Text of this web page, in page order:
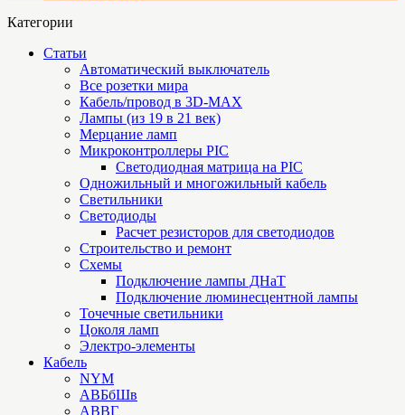
Категории
Статьи
Автоматический выключатель
Все розетки мира
Кабель/провод в 3D-MAX
Лампы (из 19 в 21 век)
Мерцание ламп
Микроконтроллеры PIC
Cветодиодная матрица на PIC
Одножильный и многожильный кабель
Светильники
Светодиоды
Расчет резисторов для светодиодов
Строительство и ремонт
Схемы
Подключение лампы ДНаТ
Подключение люминесцентной лампы
Точечные светильники
Цоколя ламп
Электро-элементы
Кабель
NYM
АВБбШв
АВВГ